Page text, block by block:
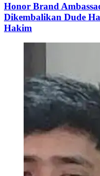
Honor Brand
Dikembalikan Dude
Hakim